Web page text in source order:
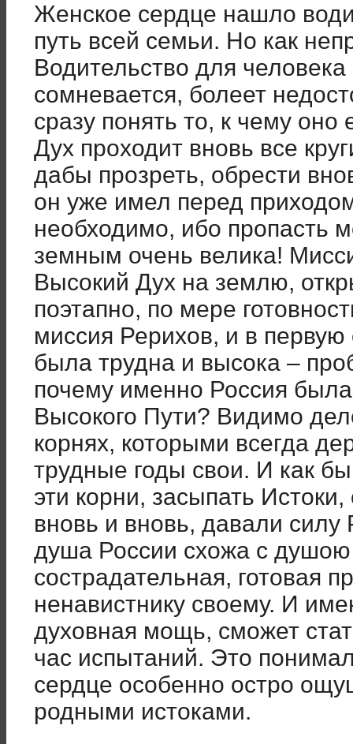
Женское сердце нашло
путь всей семьи. Но как
Водительство для
сомневается, болеет
сразу понять то, к чему
Дух проходит вновь все
дабы прозреть, обрести
он уже имел перед
необходимо, ибо
земным очень велика!
Высокий Дух на землю,
поэтапно, по мере
миссия Рерихов, и в
была трудна и высока –
почему именно Россия
Высокого Пути? Видимо
корнях, которыми всегда
трудные годы свои. И как
эти корни, засыпать
вновь и вновь, давали
душа России схожа с
сострадательная, готовая
ненавистнику своему. И
духовная мощь, сможет
час испытаний. Это
сердце особенно остро
родными истоками.